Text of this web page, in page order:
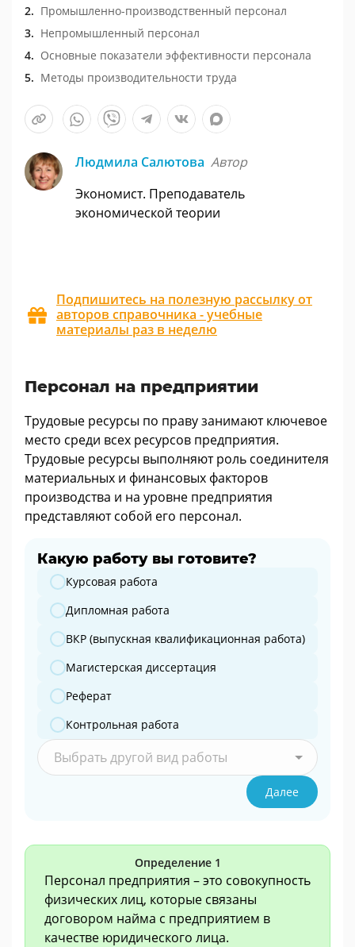
Промышленно-производственный персонал
Непромышленный персонал
Основные показатели эффективности персонала
Методы производительности труда
Людмила Салютова Автор
Экономист. Преподаватель
экономической теории
Подпишитесь на полезную рассылку от
авторов справочника - учебные
материалы раз в неделю
Персонал на предприятии
Трудовые ресурсы по праву занимают ключевое
место среди всех ресурсов предприятия.
Трудовые ресурсы выполняют роль соединителя
материальных и финансовых факторов
производства и на уровне предприятия
представляют собой его персонал.
Какую работу вы готовите?
Какую работу вы готовите?
Курсовая работа
Дипломная работа
ВКР (выпускная квалификационная работа)
Магистерская диссертация
Реферат
Контрольная работа
Выбрать другой вид работы
Далее
Определение 1
Персонал предприятия – это совокупность
физических лиц, которые связаны
договором найма с предприятием в
качестве юридического лица.